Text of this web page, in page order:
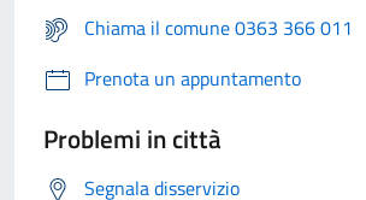
Chiama il comune 0363 366 011
Prenota un appuntamento
Problemi in città
Segnala disservizio